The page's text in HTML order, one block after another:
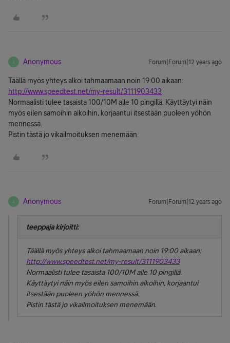
A Anonymous Forum|Forum|12 years ago
Täällä myös yhteys alkoi tahmaamaan noin 19:00 aikaan:
http://www.speedtest.net/my-result/3111903433
Normaalisti tulee tasaista 100/10M alle 10 pingillä. Käyttäytyi näin
myös eilen samoihin aikoihin, korjaantui itsestään puoleen yöhön
mennessä.
Pistin tästä jo vikailmoituksen menemään.
A Anonymous Forum|Forum|12 years ago
teeppaja kirjoitti:
Täällä myös yhteys alkoi tahmaamaan noin 19:00 aikaan:
http://www.speedtest.net/my-result/3111903433
Normaalisti tulee tasaista 100/10M alle 10 pingillä.
Käyttäytyi näin myös eilen samoihin aikoihin, korjaantui
itsestään puoleen yöhön mennessä.
Pistin tästä jo vikailmoituksen menemään.